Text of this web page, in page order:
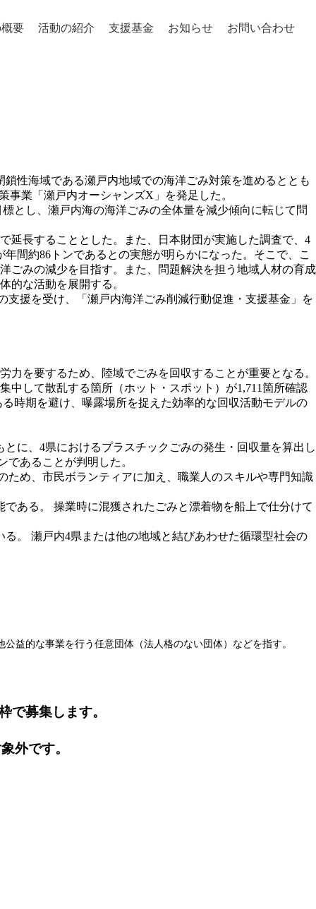
要 活動の紹介 支援基金 お知らせ お問い合わせ
性海域である瀬戸内地域での海洋ごみ対策を進めるととも
事業「瀬戸内オーシャンズX」を発足した。
とし、瀬戸内海の海洋ごみの全体量を減少傾向に転じて問
延長することとした。また、日本財団が実施した調査で、4
間約86トンであるとの実態が明らかになった。そこで、こ
ごみの減少を目指す。また、問題解決を担う地域人材の育成
的な活動を展開する。
援を受け、「瀬戸内海洋ごみ削減行動促進・支援基金」を
を要するため、陸域でごみを回収することが重要となる。
中して散乱する箇所（ホット・スポット）が1,711箇所確認
時期を避け、曝露場所を捉えた効率的な回収活動モデルの
に、4県におけるプラスチックごみの発生・回収量を算出し
あることが判明した。
め、市民ボランティアに加え、職業人のスキルや専門知識
ある。 操業時に混獲されたごみと漂着物を船上で仕分けて
。 瀬戸内4県または他の地域と結びあわせた循環型社会の
益的な事業を行う任意団体（法人格のない団体）などを指す。
で募集します。
外です。